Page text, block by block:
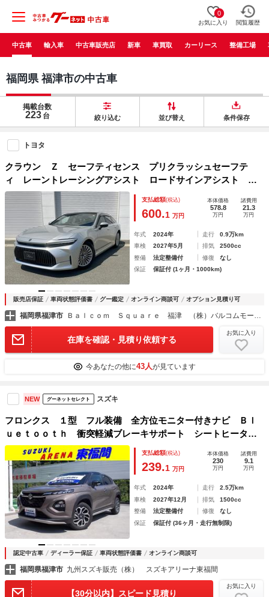
0
お気に入り 閲覧履歴
中古車 輸入車 中古車販売店 新車 車買取 カーリース 整備工場
福岡県 福津市の中古車
掲載台数
223 台 絞り込む 並び替え 条件保存
トヨタ
クラウン Ｚ セーフティセンス プリクラッシュセーフテ
ィ レーントレーシングアシスト ロードサインアシスト Ａ
ＣＣ アダプティブハイビームシステム レーンチェンジアシ
スト フロントクロストラフィックアラート
支払総額(税込)
600.1 万円
本体価格
578.8
万円
諸費用
21.3
万円
年式 2024年 走行
0.9万km
車検
2027年5月 排気
2500cc
整備
法定整備付 修復
なし
保証
保証付 (1ヶ月・1000km)
販売店保証 車両状態評価書 グー鑑定 オンライン商談可 オプション見積り可
福岡県福津市 Ｂａｌｃｏｍ Ｓｑｕａｒｅ 福津 （株）バルコムモータース
在庫を確認・見積り依頼する
お気に入り
今あなたの他に43人が見ています
NEW グーネットセレクト スズキ
フロンクス １型 フル装備 全方位モニター付きナビ Ｂｌ
ｕｅｔｏｏｔｈ 衝突軽減ブレーキサポート シートヒータ
ー アイドリングストップ 純正オプションアルミホイール
スマートキーレス
支払総額(税込)
239.1 万円
本体価格
230
万円
諸費用
9.1
万円
年式 2024年 走行
2.5万km
車検
2027年12月 排気
1500cc
整備
法定整備付 修復
なし
保証
保証付 (36ヶ月・走行無制限)
認定中古車 ディーラー保証 車両状態評価書 オンライン商談可
福岡県福津市 九州スズキ販売（株） スズキアリーナ東福間
【30分以内】スピード見積り
お気に入り